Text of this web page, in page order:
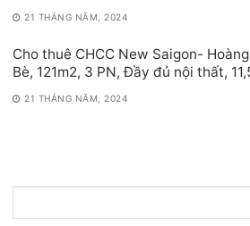
21 THÁNG NĂM, 2024
Cho thuê CHCC New Saigon-
Bè, 121m2, 3 PN, Đầy đủ nội thất,
21 THÁNG NĂM, 2024
kiếm